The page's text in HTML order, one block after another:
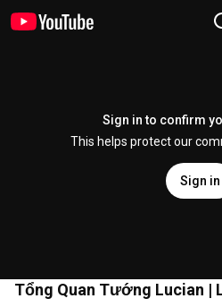
Sign in to confirm
This helps protect our
Sign in
Tổng Quan Tướng Lucian |